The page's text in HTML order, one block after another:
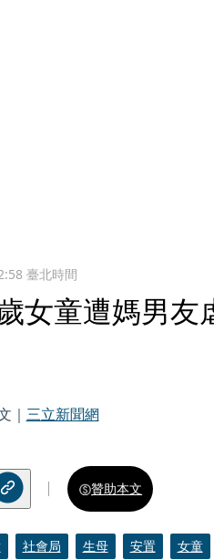
臺北時間
女童遭媽男友
｜ 三立新聞網
贊助本文
社會局 生母 安置 女童